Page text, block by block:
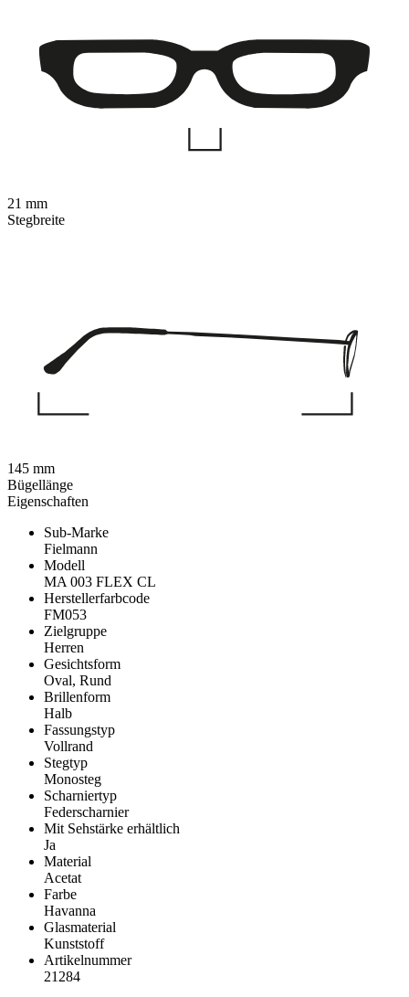
Eigenschaften
Sub-Marke
Fielmann
Modell
MA 003 FLEX CL
Herstellerfarbcode
FM053
Zielgruppe
Herren
Gesichtsform
Oval, Rund
Brillenform
Halb
Fassungstyp
Vollrand
Stegtyp
Monosteg
Scharniertyp
Federscharnier
Mit Sehstärke erhältlich
Ja
Material
Acetat
Farbe
Havanna
Glasmaterial
Kunststoff
Artikelnummer
21284
21 mm
Stegbreite
145 mm
Bügellänge